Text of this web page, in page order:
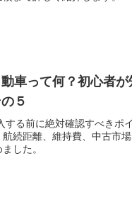
車って何？初心者
５
する前に絶対確認すべきポ
航続距離、維持費、中古市
した。